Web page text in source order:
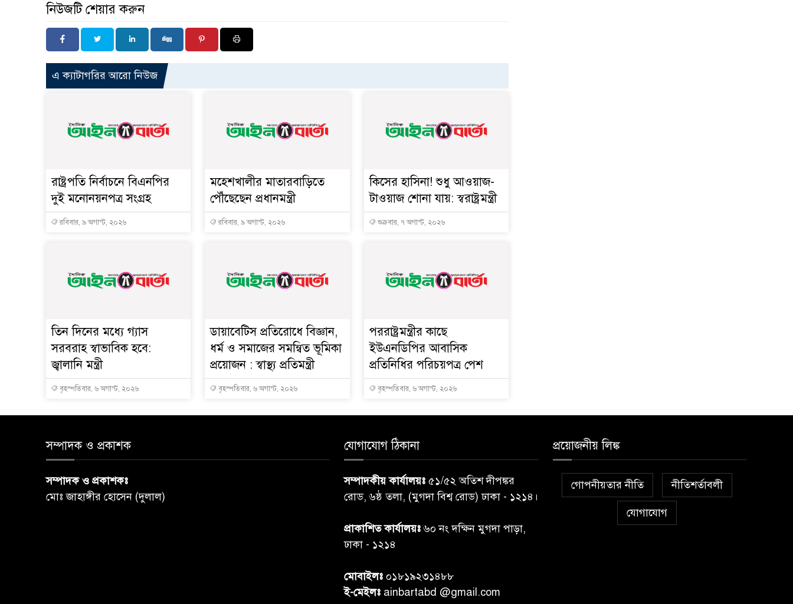
নিউজটি শেয়ার করুন
এ ক্যাটাগরির আরো নিউজ
রাষ্ট্রপতি নির্বাচনে বিএনপির
দুই মনোনয়নপত্র সংগ্রহ
রবিবার, ৯ অগাস্ট, ২০২৬
মহেশখালীর মাতারবাড়িতে
পৌঁছেছেন প্রধানমন্ত্রী
রবিবার, ৯ অগাস্ট, ২০২৬
কিসের হাসিনা! শুধু আওয়াজ-
টাওয়াজ শোনা যায়: স্বরাষ্ট্রমন্ত্রী
শুক্রবার, ৭ অগাস্ট, ২০২৬
তিন দিনের মধ্যে গ্যাস
সরবরাহ স্বাভাবিক হবে:
জ্বালানি মন্ত্রী
বৃহস্পতিবার, ৬ অগাস্ট, ২০২৬
ডায়াবেটিস প্রতিরোধে বিজ্ঞান,
ধর্ম ও সমাজের সমন্বিত ভূমিকা
প্রয়োজন : স্বাস্থ্য প্রতিমন্ত্রী
বৃহস্পতিবার, ৬ অগাস্ট, ২০২৬
পররাষ্ট্রমন্ত্রীর কা‌ছে
ইউএনডিপির আবাসিক
প্রতিনিধির পরিচয়পত্র পেশ
বৃহস্পতিবার, ৬ অগাস্ট, ২০২৬
সম্পাদক ও প্রকাশক
সম্পাদক ও প্রকাশকঃ
মোঃ জাহাঙ্গীর হোসেন (দুলাল)
যোগাযোগ ঠিকানা
সম্পাদকীয় কার্যালয়ঃ ৫১/৫২ অতিশ দীপঙ্কর
রোড, ৬ষ্ঠ তলা, (মুগদা বিশ্ব রোড) ঢাকা - ১২১৪।
প্রাকাশিত কার্যালয়ঃ৬০ নং দক্ষিন মুগদা পাড়া,
ঢাকা - ১২১৪
মোবাইলঃ ০১৮১৯২৩১৪৮৮
ই-মেইলঃ ainbartabd @gmail.com
প্রয়োজনীয় লিঙ্ক
গোপনীয়তার নীতি নীতিশর্তাবলী
যোগাযোগ